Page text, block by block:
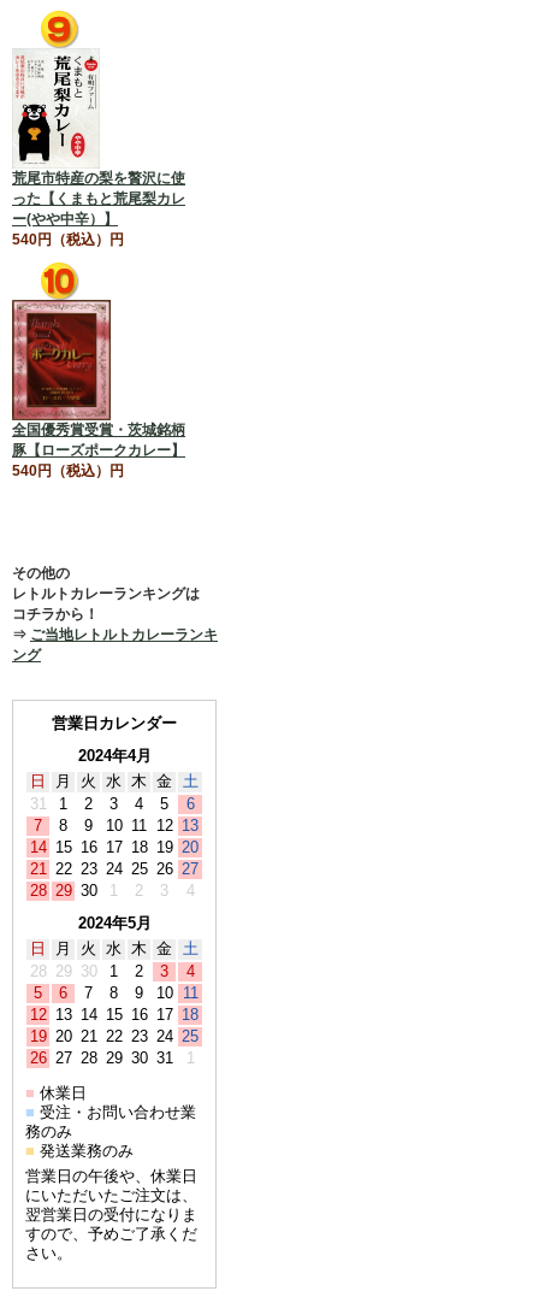
荒尾市特産の梨を贅沢に使
った【くまもと荒尾梨カレ
ー(やや中辛）】
540円（税込）円
全国優秀賞受賞・茨城銘柄
豚【ローズポークカレー】
540円（税込）円
その他の
レトルトカレーランキングは
コチラから！
⇒ ご当地レトルトカレーランキ
ング
営業日カレンダー
2024年4月
日
月 火 水 木 金 土
31
1 2 3 4 5
6
7
8 9 10 11 12 13
14 15 16 17 18 19 20
21 22 23 24 25 26 27
28 29 30 1 2 3
4
2024年5月
日
月 火 水 木 金 土
28 29 30 1 2 3
4
5
6 7 8 9 10
11
12 13 14 15 16 17 18
19 20 21 22 23 24 25
26 27 28 29 30 31 1
■ 休業日
■ 受注・お問い合わせ業
務のみ
■ 発送業務のみ
営業日の午後や、休業日
にいただいたご注文は、
翌営業日の受付になりま
すので、予めご了承くだ
さい。